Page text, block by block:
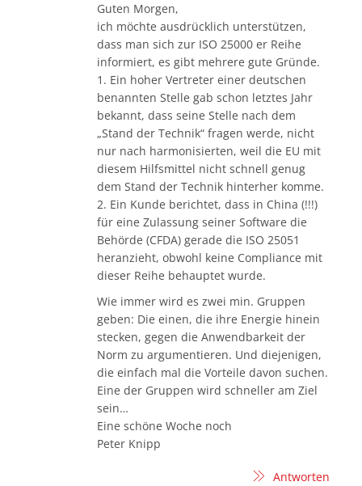
Guten Morgen,
ich möchte ausdrücklich unterstützen,
dass man sich zur ISO 25000 er Reihe
informiert, es gibt mehrere gute Gründe.
1. Ein hoher Vertreter einer deutschen
benannten Stelle gab schon letztes Jahr
bekannt, dass seine Stelle nach dem
„Stand der Technik“ fragen werde, nicht
nur nach harmonisierten, weil die EU mit
diesem Hilfsmittel nicht schnell genug
dem Stand der Technik hinterher komme.
2. Ein Kunde berichtet, dass in China (!!!)
für eine Zulassung seiner Software die
Behörde (CFDA) gerade die ISO 25051
heranzieht, obwohl keine Compliance mit
dieser Reihe behauptet wurde.
Wie immer wird es zwei min. Gruppen
geben: Die einen, die ihre Energie hinein
stecken, gegen die Anwendbarkeit der
Norm zu argumentieren. Und diejenigen,
die einfach mal die Vorteile davon suchen.
Eine der Gruppen wird schneller am Ziel
sein…
Eine schöne Woche noch
Peter Knipp
Antworten